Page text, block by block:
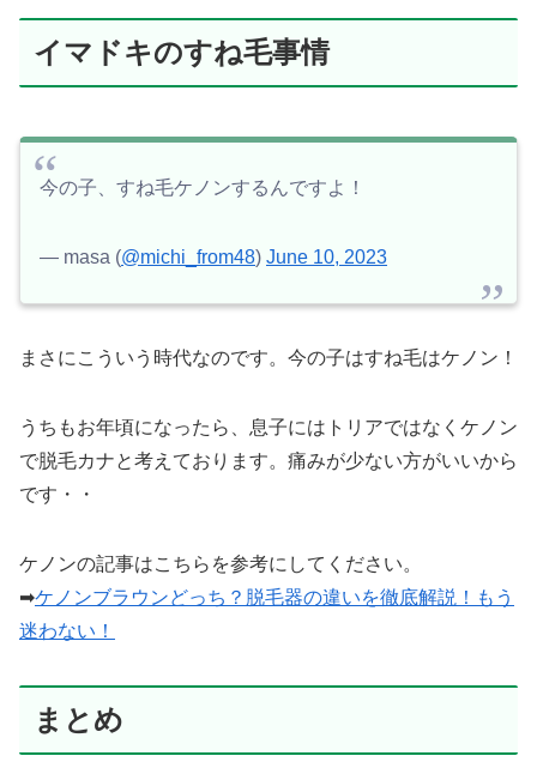
イマドキのすね毛事情
今の子、すね毛ケノンするんですよ！
— masa (@michi_from48) June 10, 2023
まさにこういう時代なのです。今の子はすね毛はケノン！
うちもお年頃になったら、息子にはトリアではなくケノン
で脱毛カナと考えております。痛みが少ない方がいいから
です・・
ケノンの記事はこちらを参考にしてください。
➡ケノンブラウンどっち？脱毛器の違いを徹底解説！もう
迷わない！
まとめ